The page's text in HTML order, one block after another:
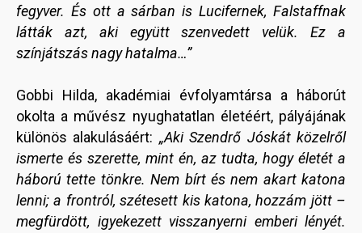
fegyver. És ott a sárban is Lucifernek, Falstaffnak
látták azt, aki együtt szenvedett velük. Ez a
színjátszás nagy hatalma…”
Gobbi Hilda, akadémiai évfolyamtársa a háborút
okolta a művész nyughatatlan életéért, pályájának
különös alakulásáért: „Aki Szendrő Jóskát közelről
ismerte és szerette, mint én, az tudta, hogy életét a
háború tette tönkre. Nem bírt és nem akart katona
lenni; a frontról, szétesett kis katona, hozzám jött –
megfürdött, igyekezett visszanyerni emberi lényét.